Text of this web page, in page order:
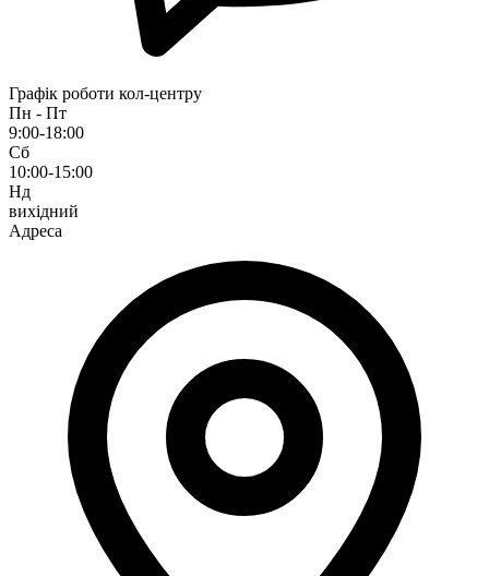
Графік роботи кол-центру
Пн - Пт
9:00-18:00
Сб
10:00-15:00
Нд
вихідний
Адреса